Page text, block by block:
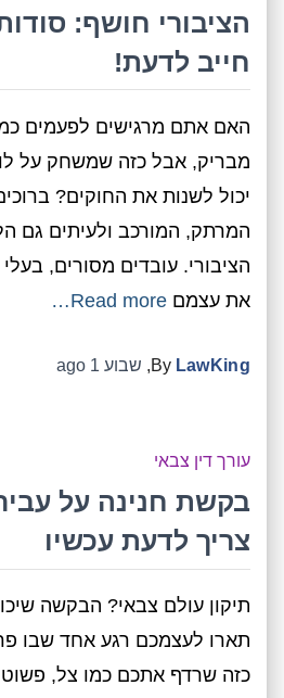
הציבורי חושף:
חייב לדעת!
האם אתם מרגישים לפעמים
מבריק, אבל כזה שמשחק על
יכול לשנות את החוקים?
המרתק, המורכב ולעיתים גם
הציבורי. עובדים מסורים, בעלי
את עצמם Read more…
By LawKing
, שבוע 1 ago
עורך דין צבאי
בקשת חנינה על
צריך לדעת עכשיו
תיקון עולם צבאי? הבקשה
תארו לעצמכם רגע אחד שבו
כזה שרדף אתכם כמו צל,